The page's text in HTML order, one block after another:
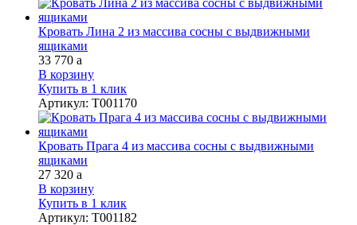
Кровать Лина 2 из массива сосны с выдвижными
ящиками
33 770 a
В корзину
Купить в 1 клик
Артикул: Т001170
Кровать Прага 4 из массива сосны с выдвижными
ящиками
27 320 a
В корзину
Купить в 1 клик
Артикул: Т001182